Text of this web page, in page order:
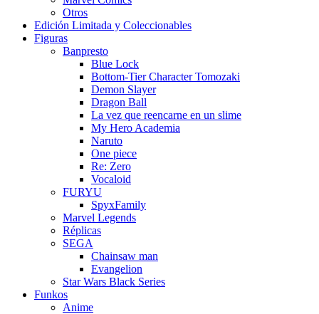
Otros
Edición Limitada y Coleccionables
Figuras
Banpresto
Blue Lock
Bottom-Tier Character Tomozaki
Demon Slayer
Dragon Ball
La vez que reencarne en un slime
My Hero Academia
Naruto
One piece
Re: Zero
Vocaloid
FURYU
SpyxFamily
Marvel Legends
Réplicas
SEGA
Chainsaw man
Evangelion
Star Wars Black Series
Funkos
Anime